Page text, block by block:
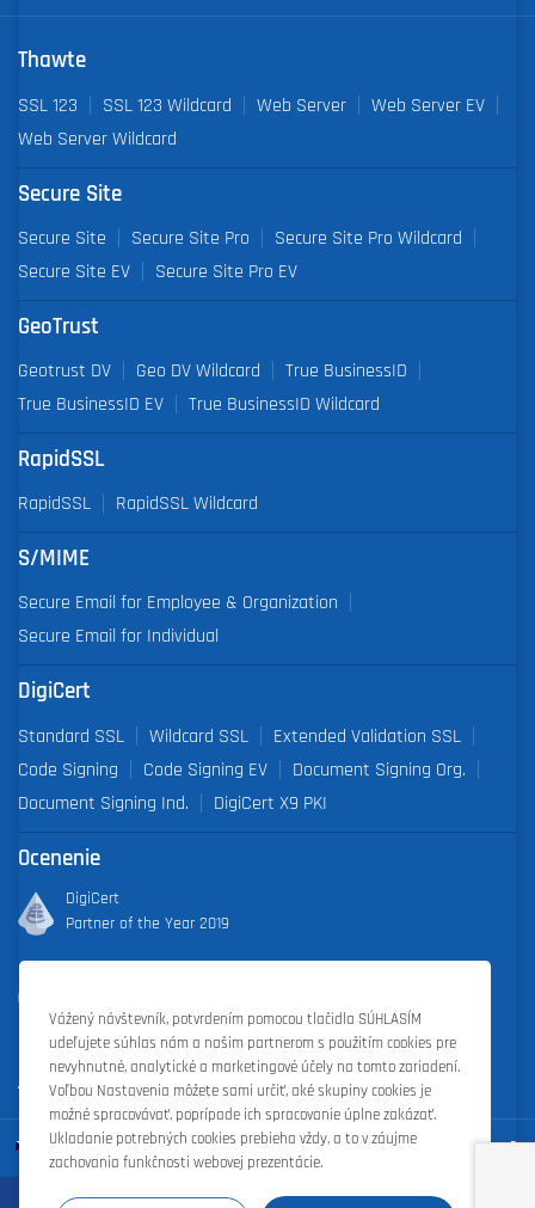
Thawte
SSL 123 SSL 123 Wildcard Web Server
Web Server EV
Web Server Wildcard
Secure Site
Secure Site Secure Site Pro
Secure Site Pro Wildcard
Secure Site EV
Secure Site Pro EV
GeoTrust
Geotrust DV Geo DV Wildcard
True BusinessID
True BusinessID EV
True BusinessID Wildcard
RapidSSL
RapidSSL RapidSSL Wildcard
S/MIME
Secure Email for Employee & Organization
Secure Email for Individual
DigiCert
Standard SSL Wildcard SSL
Extended Validation SSL
Code Signing
Code Signing EV
Document Signing Org.
Document Signing Ind.
DigiCert X9 PKI
Ocenenie
DigiCert
Partner of the Year 2019
2022
Vážený návštevník, potvrdením pomocou tlačidla SÚHLASÍM
udeľujete súhlas nám a našim partnerom s použitím cookies pre
nevyhnutné, analytické a marketingové účely na tomto zariadení.
Voľbou Nastavenia môžete sami určiť, aké skupiny cookies je
možné spracovávať, poprípade ich spracovanie úplne zakázať.
Ukladanie potrebných cookies prebieha vždy, a to v záujme
zachovania funkčnosti webovej prezentácie.